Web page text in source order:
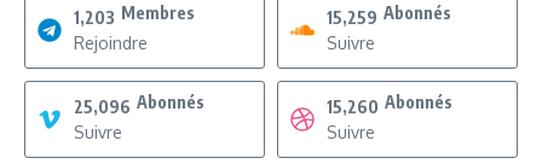
1,203 Membres
Rejoindre
15,259 Abonnés
Suivre
25,096 Abonnés
Suivre
15,260 Abonnés
Suivre